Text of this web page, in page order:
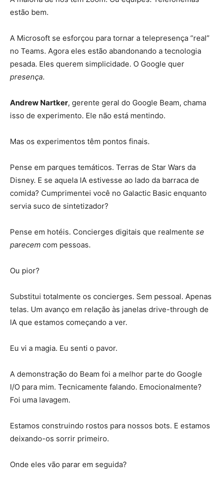
estão bem.
A Microsoft se esforçou para tornar a telepresença “real”
no Teams. Agora eles estão abandonando a tecnologia
pesada. Eles querem simplicidade. O Google quer
presença.
Andrew Nartker, gerente geral do Google Beam, chama
isso de experimento. Ele não está mentindo.
Mas os experimentos têm pontos finais.
Pense em parques temáticos. Terras de Star Wars da
Disney. E se aquela IA estivesse ao lado da barraca de
comida? Cumprimentei você no Galactic Basic enquanto
servia suco de sintetizador?
Pense em hotéis. Concierges digitais que realmente se
parecem com pessoas.
Ou pior?
Substitui totalmente os concierges. Sem pessoal. Apenas
telas. Um avanço em relação às janelas drive-through de
IA que estamos começando a ver.
Eu vi a magia. Eu senti o pavor.
A demonstração do Beam foi a melhor parte do Google
I/O para mim. Tecnicamente falando. Emocionalmente?
Foi uma lavagem.
Estamos construindo rostos para nossos bots. E estamos
deixando-os sorrir primeiro.
Onde eles vão parar em seguida?